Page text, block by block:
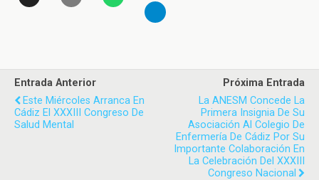
Entrada Anterior
Este Miércoles Arranca En
Cádiz El XXXIII Congreso De
Salud Mental
Próxima Entrada
La ANESM Concede La
Primera Insignia De Su
Asociación Al Colegio De
Enfermería De Cádiz Por Su
Importante Colaboración En
La Celebración Del XXXIII
Congreso Nacional